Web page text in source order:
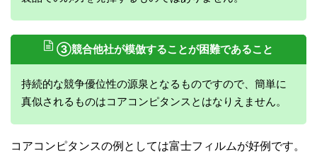
③競合他社が模倣することが困難であること
持続的な競争優位性の源泉となるものですので、簡単に
真似されるものはコアコンピタンスとはなりえません。
コアコンピタンスの例としては富士フィルムが好例です。